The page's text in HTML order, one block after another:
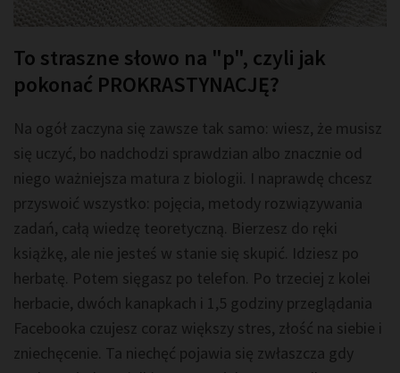
To straszne słowo na "p", czyli jak
pokonać PROKRASTYNACJĘ?
Na ogół zaczyna się zawsze tak samo: wiesz, że musisz
się uczyć, bo nadchodzi sprawdzian albo znacznie od
niego ważniejsza matura z biologii. I naprawdę chcesz
przyswoić wszystko: pojęcia, metody rozwiązywania
zadań, całą wiedzę teoretyczną. Bierzesz do ręki
książkę, ale nie jesteś w stanie się skupić. Idziesz po
herbatę. Potem sięgasz po telefon. Po trzeciej z kolei
herbacie, dwóch kanapkach i 1,5 godziny przeglądania
Facebooka czujesz coraz większy stres, złość na siebie i
zniechęcenie. Ta niechęć pojawia się zwłaszcza gdy